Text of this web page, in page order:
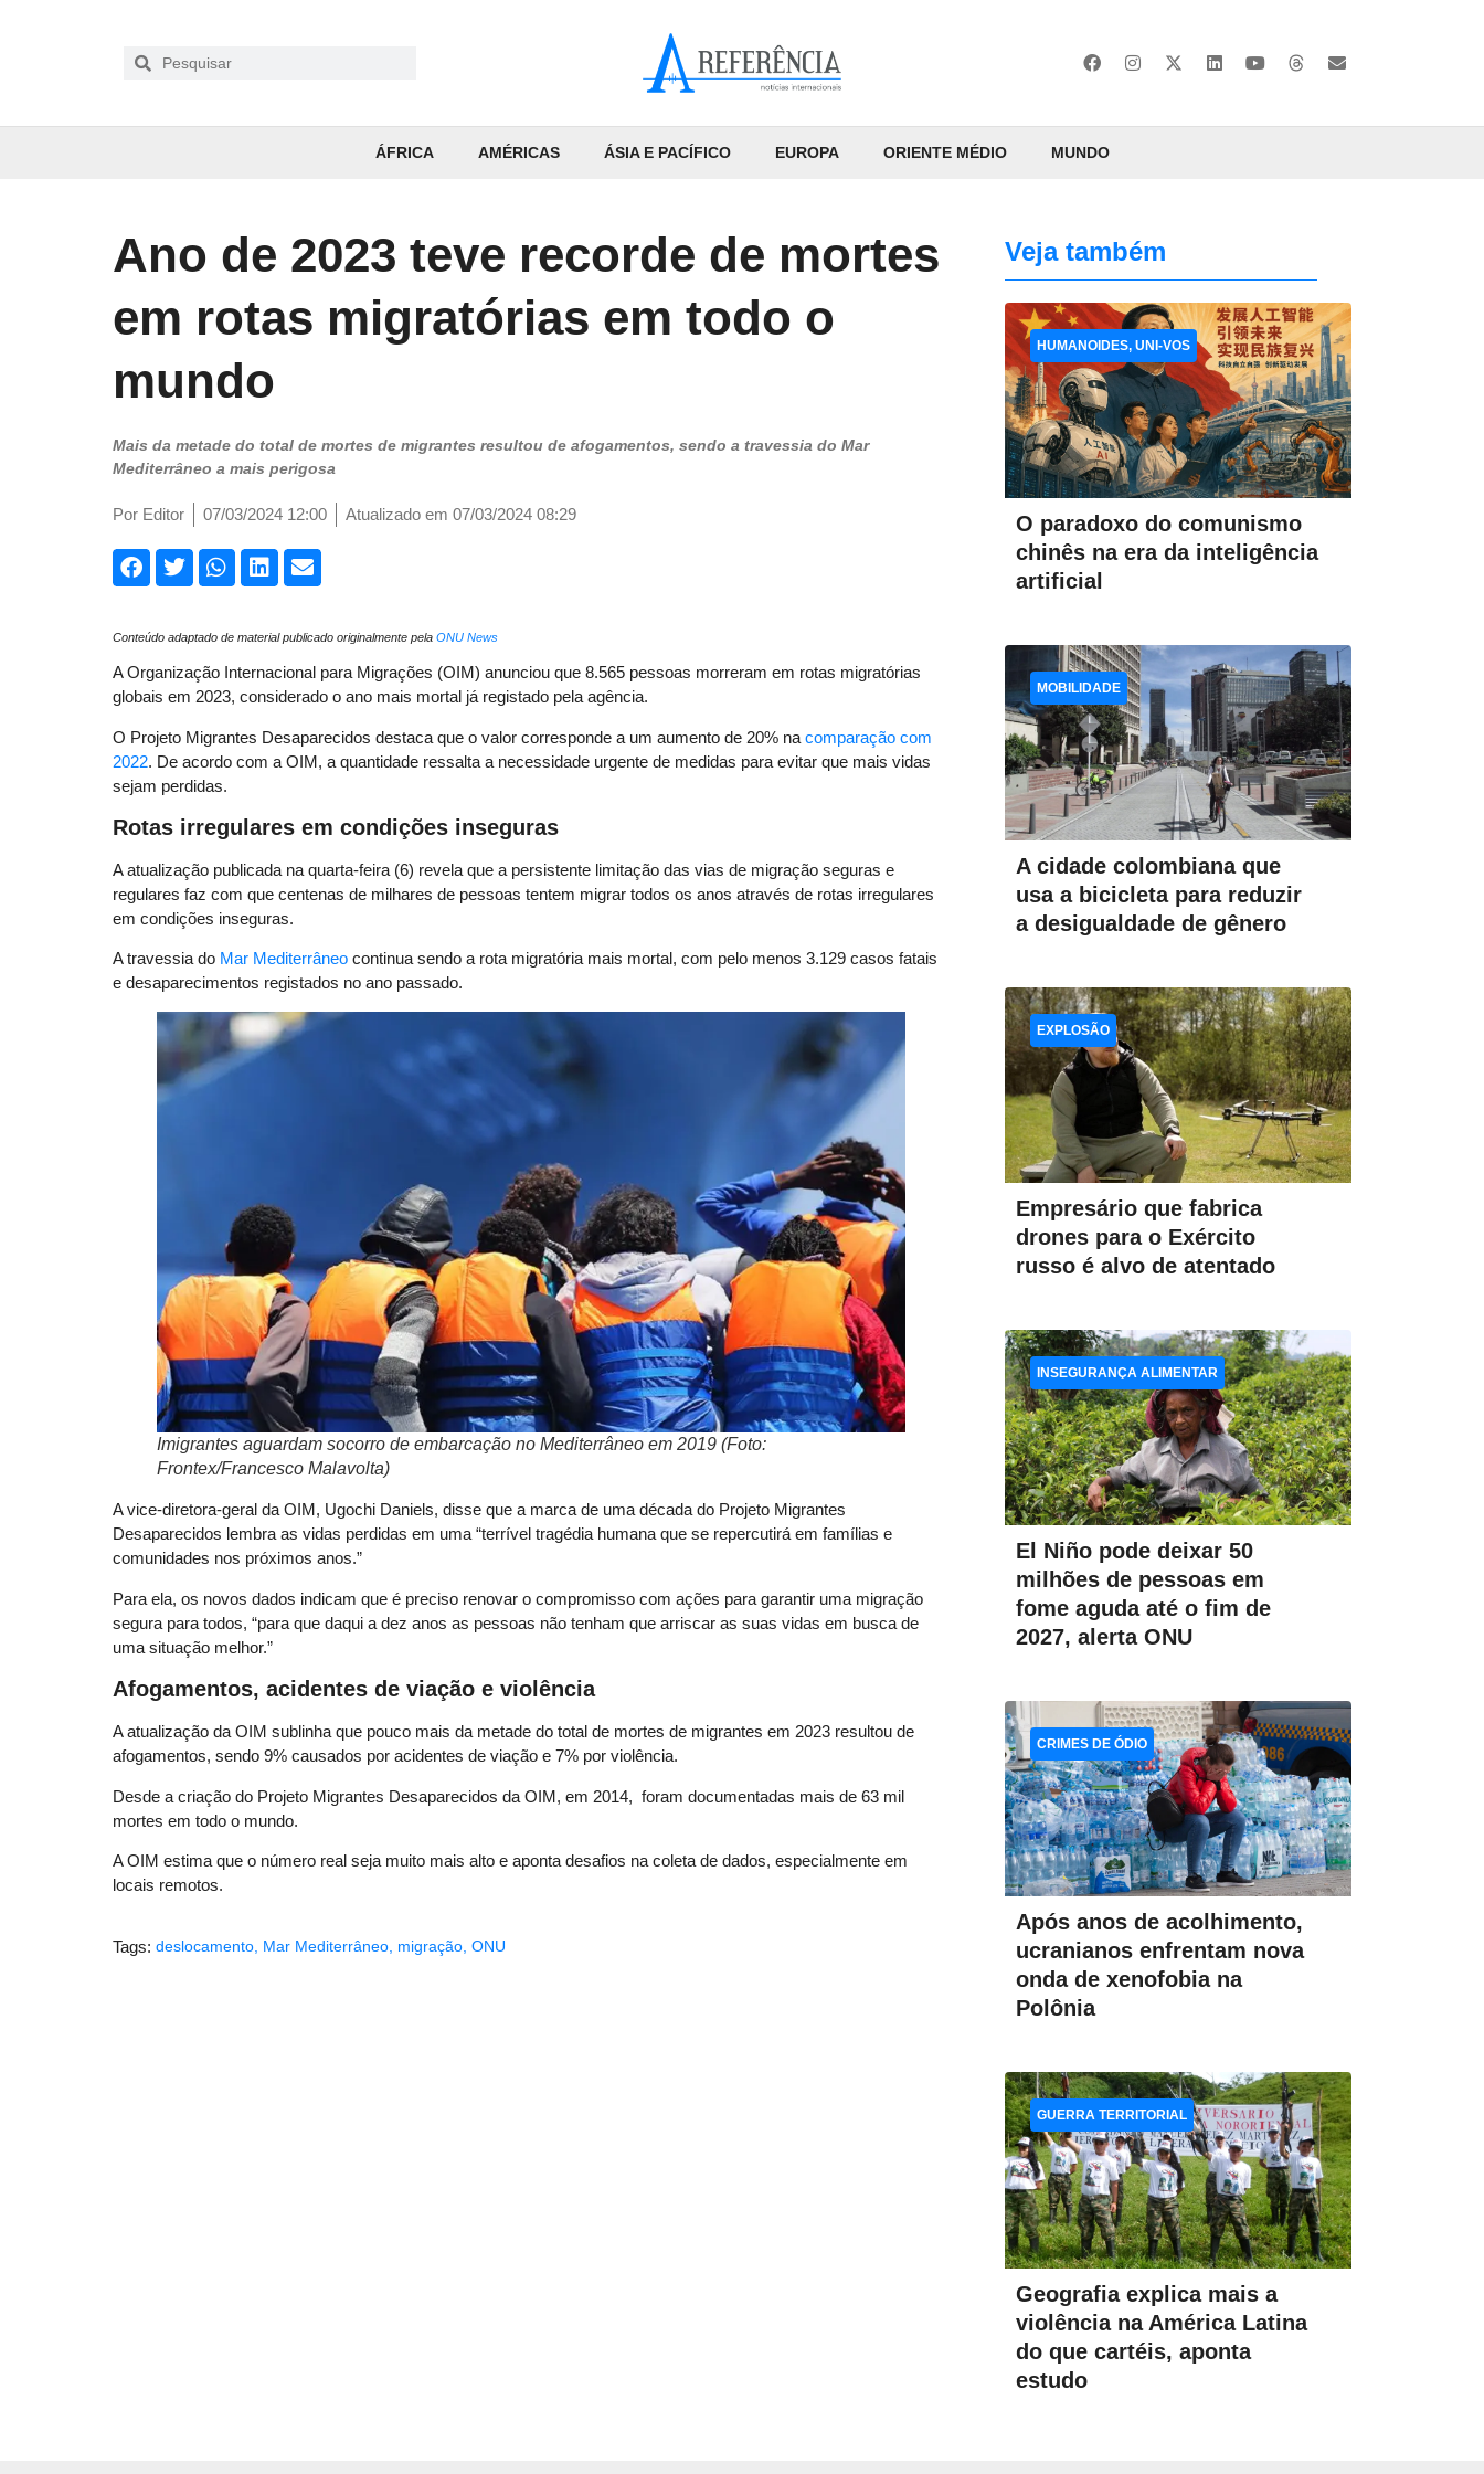
ÁFRICA AMÉRICAS ÁSIA E PACÍFICO EUROPA ORIENTE MÉDIO MUNDO
Ano de 2023 teve recorde de mortes
em rotas migratórias em todo o
mundo
Mais da metade do total de mortes de migrantes resultou de afogamentos, sendo a travessia do Mar
Mediterrâneo a mais perigosa
Por Editor 07/03/2024 12:00 Atualizado em 07/03/2024 08:29
Conteúdo adaptado de material publicado originalmente pela ONU News
A Organização Internacional para Migrações (OIM) anunciou que 8.565 pessoas morreram em rotas migratórias
globais em 2023, considerado o ano mais mortal já registado pela agência.
O Projeto Migrantes Desaparecidos destaca que o valor corresponde a um aumento de 20% na comparação com
2022. De acordo com a OIM, a quantidade ressalta a necessidade urgente de medidas para evitar que mais vidas
sejam perdidas.
Rotas irregulares em condições inseguras
A atualização publicada na quarta-feira (6) revela que a persistente limitação das vias de migração seguras e
regulares faz com que centenas de milhares de pessoas tentem migrar todos os anos através de rotas irregulares
em condições inseguras.
A travessia do Mar Mediterrâneo continua sendo a rota migratória mais mortal, com pelo menos 3.129 casos fatais
e desaparecimentos registados no ano passado.
Imigrantes aguardam socorro de embarcação no Mediterrâneo em 2019 (Foto:
Frontex/Francesco Malavolta)
A vice-diretora-geral da OIM, Ugochi Daniels, disse que a marca de uma década do Projeto Migrantes
Desaparecidos lembra as vidas perdidas em uma “terrível tragédia humana que se repercutirá em famílias e
comunidades nos próximos anos.”
Para ela, os novos dados indicam que é preciso renovar o compromisso com ações para garantir uma migração
segura para todos, “para que daqui a dez anos as pessoas não tenham que arriscar as suas vidas em busca de
uma situação melhor.”
Afogamentos, acidentes de viação e violência
A atualização da OIM sublinha que pouco mais da metade do total de mortes de migrantes em 2023 resultou de
afogamentos, sendo 9% causados por acidentes de viação e 7% por violência.
Desde a criação do Projeto Migrantes Desaparecidos da OIM, em 2014, foram documentadas mais de 63 mil
mortes em todo o mundo.
A OIM estima que o número real seja muito mais alto e aponta desafios na coleta de dados, especialmente em
locais remotos.
Tags: deslocamento, Mar Mediterrâneo, migração, ONU
Veja também
O paradoxo do comunismo
chinês na era da inteligência
artificial
HUMANOIDES, UNI-VOS
A cidade colombiana que
usa a bicicleta para reduzir
a desigualdade de gênero
MOBILIDADE
Empresário que fabrica
drones para o Exército
russo é alvo de atentado
EXPLOSÃO
El Niño pode deixar 50
milhões de pessoas em
fome aguda até o fim de
2027, alerta ONU
INSEGURANÇA ALIMENTAR
Após anos de acolhimento,
ucranianos enfrentam nova
onda de xenofobia na
Polônia
CRIMES DE ÓDIO
Geografia explica mais a
violência na América Latina
do que cartéis, aponta
estudo
GUERRA TERRITORIAL